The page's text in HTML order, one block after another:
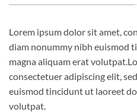
Lorem ipsum dolor sit amet,
diam nonummy nibh euismod
magna aliquam erat
consectetuer adipiscing elit,
euismod tincidunt ut laoreet
volutpat.